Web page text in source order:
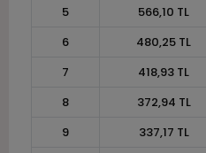
5
566,10 TL
6
480,25 TL
7
418,93 TL
8
372,94 TL
9
337,17 TL